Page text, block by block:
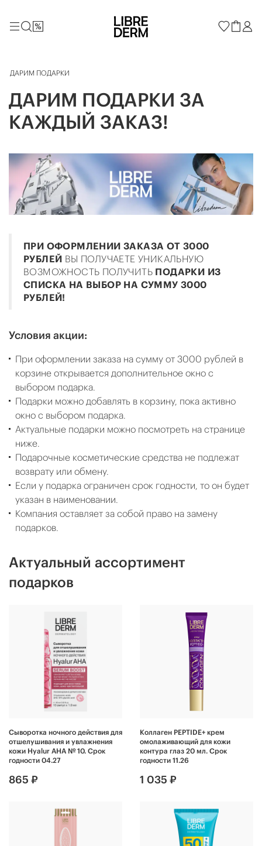
ДАРИМ ПОДАРКИ
ДАРИМ ПОДАРКИ ЗА
КАЖДЫЙ ЗАКАЗ!
ПРИ ОФОРМЛЕНИИ ЗАКАЗА ОТ 3000
РУБЛЕЙ ВЫ ПОЛУЧАЕТЕ УНИКАЛЬНУЮ
ВОЗМОЖНОСТЬ ПОЛУЧИТЬ ПОДАРКИ ИЗ
СПИСКА НА ВЫБОР НА СУММУ 3000
РУБЛЕЙ!
Условия акции:
При оформлении заказа на сумму от 3000 рублей в
корзине открывается дополнительное окно с
выбором подарка.
Подарки можно добавлять в корзину, пока активно
окно с выбором подарка.
Актуальные подарки можно посмотреть на странице
ниже.
Подарочные косметические средства не подлежат
возврату или обмену.
Если у подарка ограничен срок годности, то он будет
указан в наименовании.
Компания оставляет за собой право на замену
подарков.
Актуальный ассортимент
подарков
Сыворотка ночного действия для
отшелушивания и увлажнения
кожи Hyalur AHA № 10. Срок
годности 04.27
865 ₽
Коллаген PEPTIDE+ крем
омолаживающий для кожи
контура глаз 20 мл. Срок
годности 11.26
1 035 ₽